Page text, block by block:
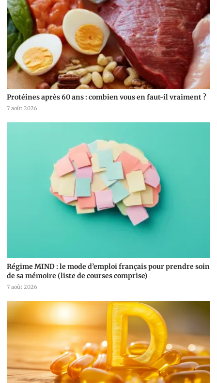
Protéines après 60 ans : combien vous en faut-il vraiment ?
7 août 2026
Régime MIND : le mode d’emploi français pour prendre soin
de sa mémoire (liste de courses comprise)
7 août 2026